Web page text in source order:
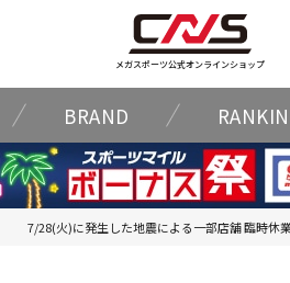
メガスポーツ公式オンラインショップ
BRAND
7/28(火)に発生した地震による一部店舗 臨時休